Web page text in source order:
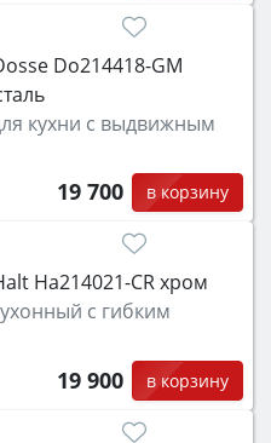
Do214418-GM
кухни с выдвижным
19 700 в корзину
Ha214021-CR хром
с гибким
19 900 в корзину